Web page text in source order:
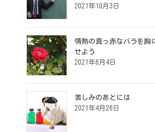
2021年10月3日
情熱の真っ赤なバラを胸
せよう
2021年6月4日
苦しみのあとには
2021年4月26日